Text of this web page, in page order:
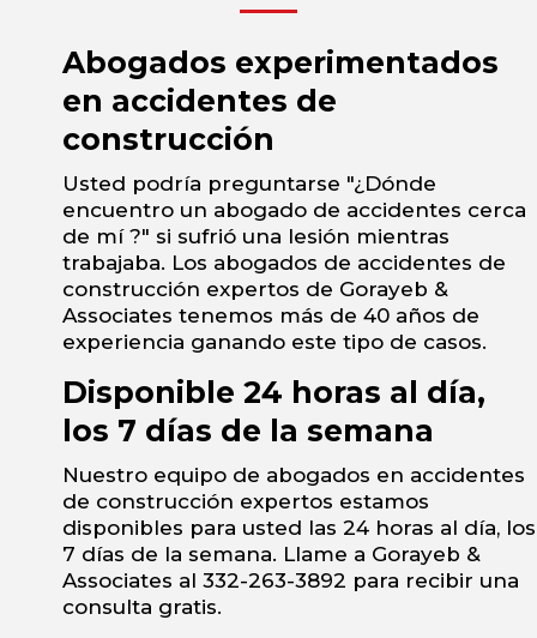
Abogados experimentados
en accidentes de
construcción
Usted podría preguntarse "¿Dónde
encuentro un abogado de accidentes cerca
de mí ?" si sufrió una lesión mientras
trabajaba. Los abogados de accidentes de
construcción expertos de Gorayeb &
Associates tenemos más de 40 años de
experiencia ganando este tipo de casos.
Disponible 24 horas al día,
los 7 días de la semana
Nuestro equipo de abogados en accidentes
de construcción expertos estamos
disponibles para usted las 24 horas al día, los
7 días de la semana. Llame a Gorayeb &
Associates al 332-263-3892 para recibir una
consulta gratis.